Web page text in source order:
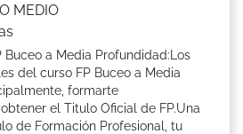
MEDIO
Buceo a Media Profundidad:Los
del curso FP Buceo a Media
formarte
el Titulo Oficial de FP.Una
de Formación Profesional, tu